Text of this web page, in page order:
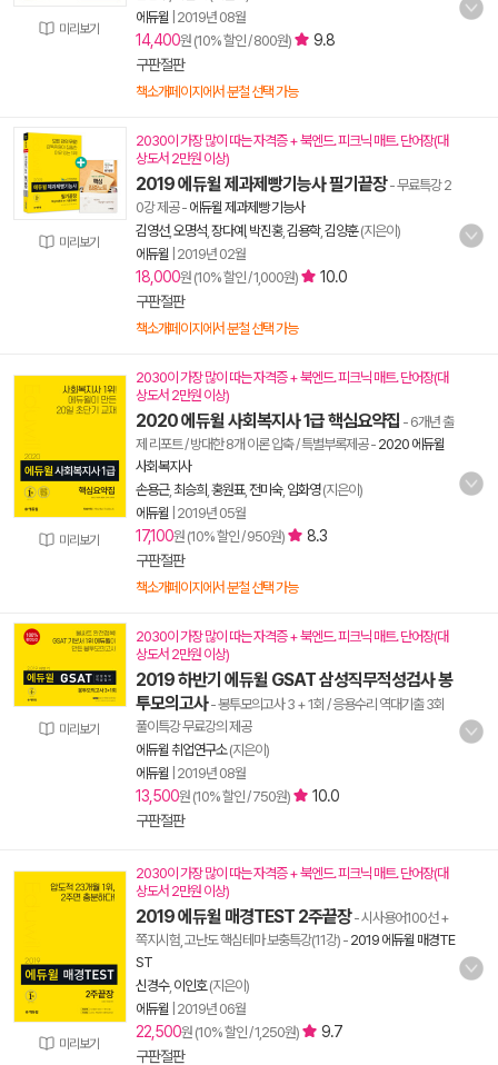
미리보기
에듀윌 2019년 08월
14,400원 (10% 할인 / 800원)
9.8
구판절판
책소개페이지에서 분철 선택 가능
미리보기
2030이 가장 많이 따는 자격증 + 북엔드. 피크닉 매트. 단어장(대
상도서 2만원 이상)
2019 에듀윌 제과제빵기능사 필기끝장- 무료특강 2
0강 제공- 에듀윌 제과제빵 기능사
김영선, 오명석 장다예 박진홍, 김용학, 김양훈(지은이)
에듀윌 2019년 02월
18,000원 (10% 할인 / 1,000원)
10.0
구판절판
책소개페이지에서 분철 선택 가능
미리보기
2030이 가장 많이 따는 자격증 + 북엔드. 피크닉 매트. 단어장(대
상도서 2만원 이상)
2020 에듀윌 사회복지사 1급 핵심요약집 - 6개년 출
제 리포트 / 방대한 8개 이론 압축 / 특별부록제공- 2020 에듀윌
사회복지사
손용근, 최승희 홍원표, 전미숙, 임화영(지은이)
에듀윌 2019년 05월
17,100원 (10% 할인 / 950원)
8.3
구판절판
책소개페이지에서 분철 선택 가능
미리보기
2030이 가장 많이 따는 자격증 + 북엔드. 피크닉 매트. 단어장(대
상도서 2만원 이상)
2019 하반기 에듀윌 GSAT 삼성직무적성검사 봉
투모의고사- 봉투모의고사 3 + 1회 / 응용수리 역대기출 3회
풀이특강 무료강의 제공
에듀윌 취업연구소(지은이)
에듀윌 2019년 08월
13,500원 (10% 할인 / 750원)
10.0
구판절판
미리보기
2030이 가장 많이 따는 자격증 + 북엔드. 피크닉 매트. 단어장(대
상도서 2만원 이상)
2019 에듀윌 매경TEST 2주끝장- 시사용어100선 +
쪽지시험, 고난도 핵심테마 보충특강(11강) - 2019 에듀윌 매경TE
ST
신경수, 이인호(지은이)
에듀윌 2019년 06월
22,500원 (10% 할인 / 1,250원)
9.7
구판절판